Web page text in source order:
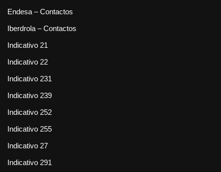
Endesa – Contactos
Iberdrola – Contactos
Indicativo 21
Indicativo 22
Indicativo 231
Indicativo 239
Indicativo 252
Indicativo 255
Indicativo 27
Indicativo 291